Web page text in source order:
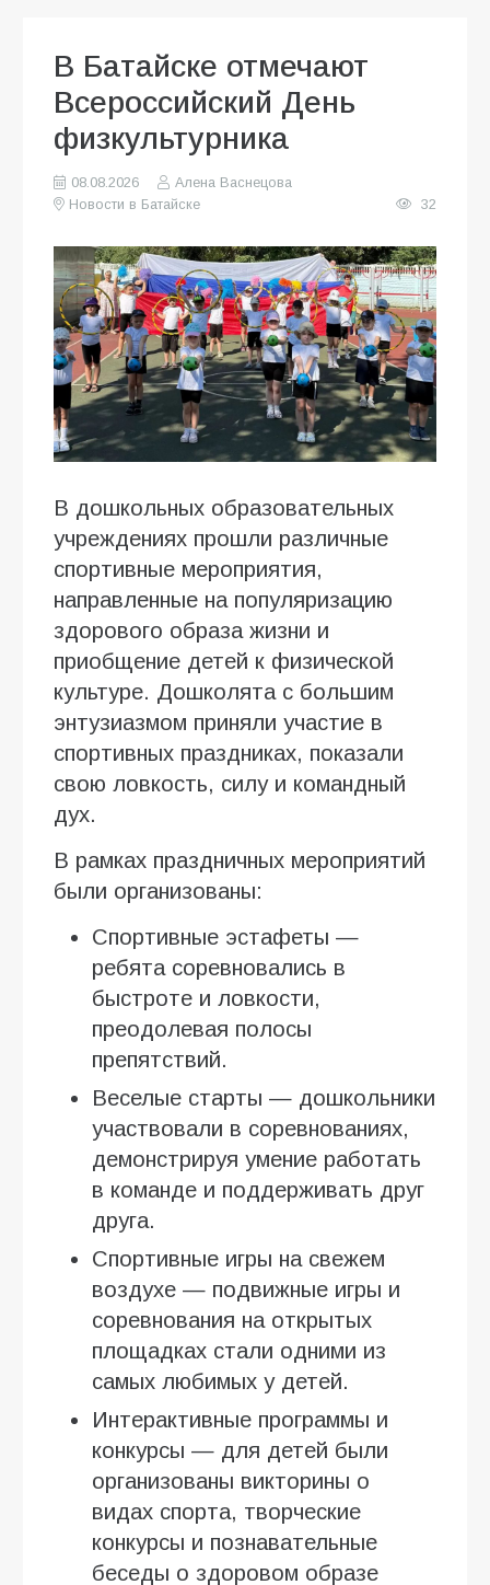
В Батайске отмечают
Всероссийский День
физкультурника
08.08.2026
Алена Васнецова
Новости в Батайске
32
В дошкольных образовательных
учреждениях прошли различные
спортивные мероприятия,
направленные на популяризацию
здорового образа жизни и
приобщение детей к физической
культуре. Дошколята с большим
энтузиазмом приняли участие в
спортивных праздниках, показали
свою ловкость, силу и командный
дух.
В рамках праздничных мероприятий
были организованы:
Спортивные эстафеты —
ребята соревновались в
быстроте и ловкости,
преодолевая полосы
препятствий.
Веселые старты — дошкольники
участвовали в соревнованиях,
демонстрируя умение работать
в команде и поддерживать друг
друга.
Спортивные игры на свежем
воздухе — подвижные игры и
соревнования на открытых
площадках стали одними из
самых любимых у детей.
Интерактивные программы и
конкурсы — для детей были
организованы викторины о
видах спорта, творческие
конкурсы и познавательные
беседы о здоровом образе